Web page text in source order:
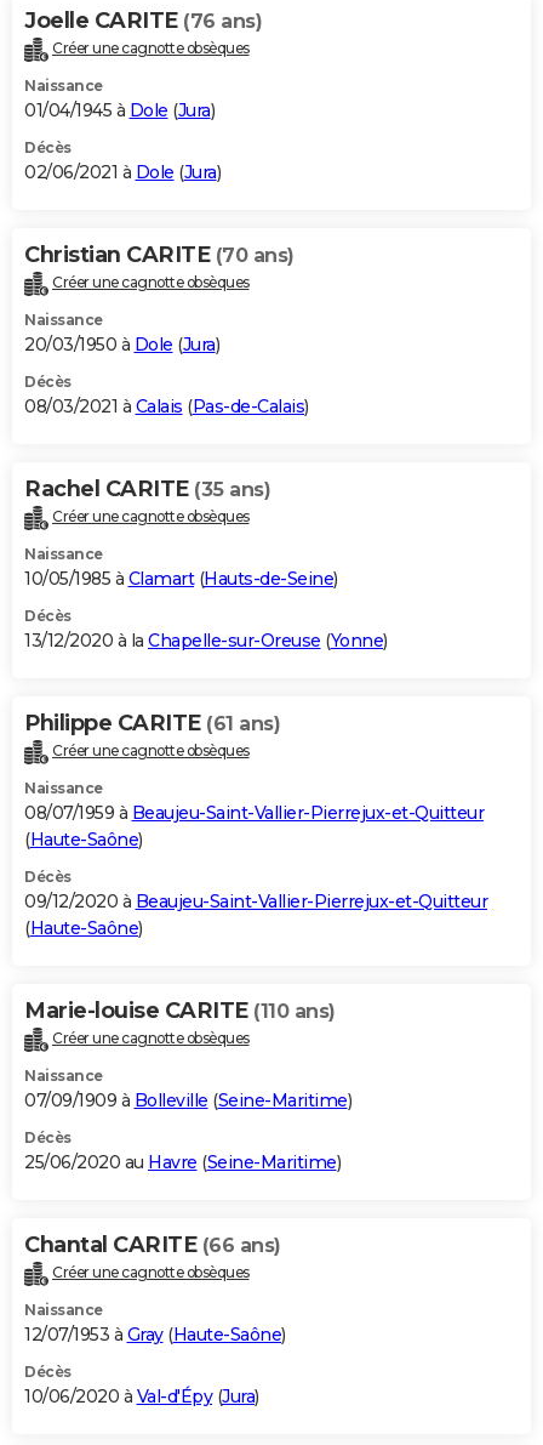
Joelle CARITE (76 ans)
Créer une cagnotte obsèques
Naissance
01/04/1945 à Dole (Jura)
Décès
02/06/2021 à Dole (Jura)
Christian CARITE (70 ans)
Créer une cagnotte obsèques
Naissance
20/03/1950 à Dole (Jura)
Décès
08/03/2021 à Calais (Pas-de-Calais)
Rachel CARITE (35 ans)
Créer une cagnotte obsèques
Naissance
10/05/1985 à Clamart(Hauts-de-Seine)
Décès
13/12/2020 à la Chapelle-sur-Oreuse (Yonne)
Philippe CARITE (61 ans)
Créer une cagnotte obsèques
Naissance
08/07/1959 à Beaujeu-Saint-Vallier-Pierrejux-et-Quitteur
(Haute-Saône)
Décès
09/12/2020 à Beaujeu-Saint-Vallier-Pierrejux-et-Quitteur
(Haute-Saône)
Marie-louise CARITE (110 ans)
Créer une cagnotte obsèques
Naissance
07/09/1909 à Bolleville (Seine-Maritime)
Décès
25/06/2020 au Havre (Seine-Maritime)
Chantal CARITE (66 ans)
Créer une cagnotte obsèques
Naissance
12/07/1953 à Gray(Haute-Saône)
Décès
10/06/2020 à Val-d'Épy(Jura)